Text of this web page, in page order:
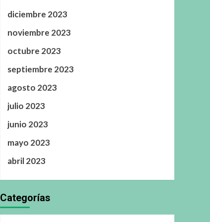
diciembre 2023
noviembre 2023
octubre 2023
septiembre 2023
agosto 2023
julio 2023
junio 2023
mayo 2023
abril 2023
Categorías